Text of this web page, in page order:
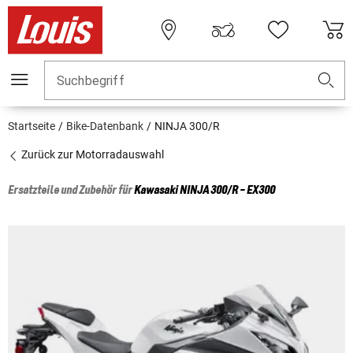
Suchbegriff
Startseite Bike-Datenbank NINJA 300/R
Zurück zur Motorradauswahl
Ersatzteile und Zubehör fürKawasakiNINJA 300/R - EX300